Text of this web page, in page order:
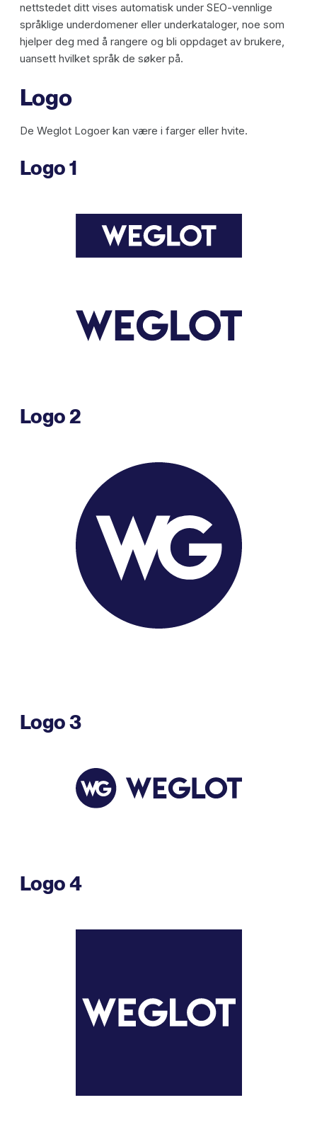
nettstedet ditt vises automatisk under SEO-vennlige
språklige underdomener eller underkataloger, noe som
hjelper deg med å rangere og bli oppdaget av brukere,
uansett hvilket språk de søker på.
Logo
De Weglot Logoer kan være i farger eller hvite.
Logo 1
Logo 2
Logo 3
Logo 4